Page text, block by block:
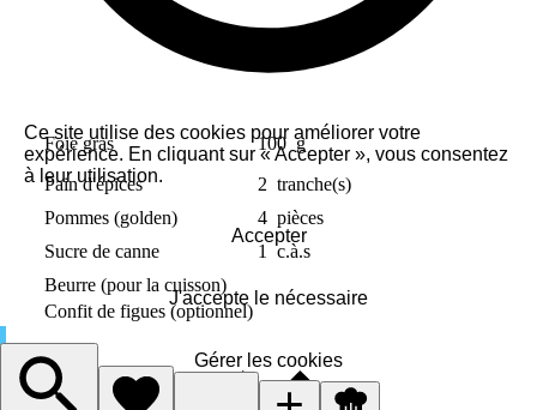
Foie gras 100 g
Pain d'épices
2 tranche(s)
Pommes (golden)
4 pièces
Sucre de canne
1 c.à.s
Beurre (pour la cuisson)
Confit de figues (optionnel)
Ce site utilise des cookies pour améliorer votre
expérience. En cliquant sur « Accepter », vous consentez
à leur utilisation.
Accepter
J'accepte le nécessaire
Gérer les cookies